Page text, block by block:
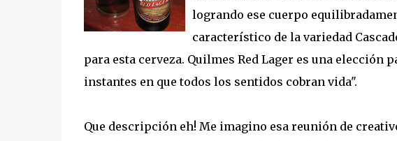
logrando ese cuerpo
característico de la variedad
para esta cerveza. Quilmes Red Lager es una elección
instantes en que todos los sentidos cobran vida".
Que descripción eh! Me imagino esa reunión de